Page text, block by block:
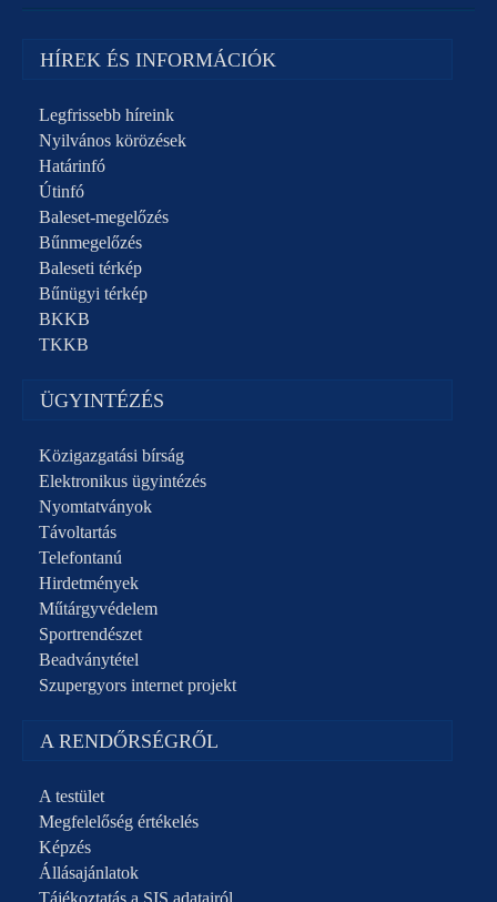
HÍREK ÉS INFORMÁCIÓK
Legfrissebb híreink
Nyilvános körözések
Határinfó
Útinfó
Baleset-megelőzés
Bűnmegelőzés
Baleseti térkép
Bűnügyi térkép
BKKB
TKKB
ÜGYINTÉZÉS
Közigazgatási bírság
Elektronikus ügyintézés
Nyomtatványok
Távoltartás
Telefontanú
Hirdetmények
Műtárgyvédelem
Sportrendészet
Beadványtétel
Szupergyors internet projekt
A RENDŐRSÉGRŐL
A testület
Megfelelőség értékelés
Képzés
Állásajánlatok
Tájékoztatás a SIS adatairól